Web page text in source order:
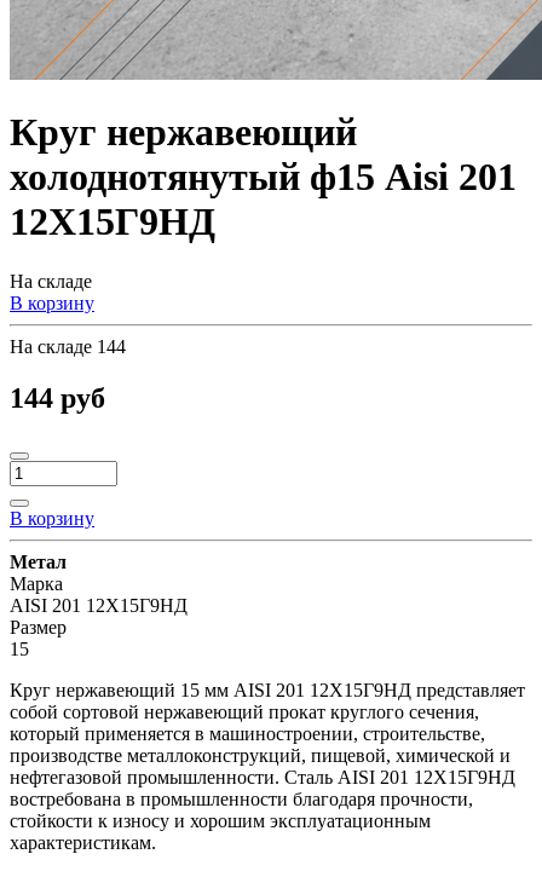
Круг нержавеющий
холоднотянутый ф15 Aisi 201
12Х15Г9НД
На складе
В корзину
На складе 144
144 руб
В корзину
Метал
Марка
AISI 201 12Х15Г9НД
Размер
15
Круг нержавеющий 15 мм AISI 201 12Х15Г9НД представляет
собой сортовой нержавеющий прокат круглого сечения,
который применяется в машиностроении, строительстве,
производстве металлоконструкций, пищевой, химической и
нефтегазовой промышленности. Сталь AISI 201 12Х15Г9НД
востребована в промышленности благодаря прочности,
стойкости к износу и хорошим эксплуатационным
характеристикам.